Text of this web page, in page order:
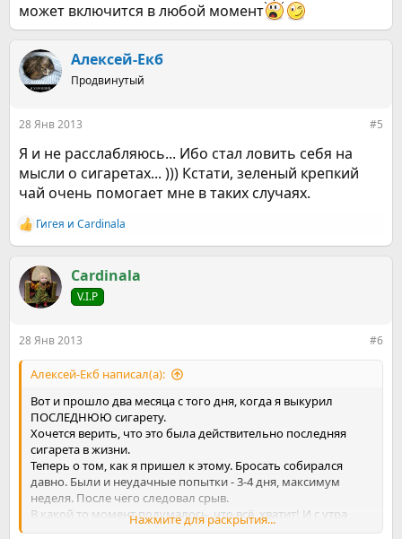
может включится в любой момент
Алексей-Екб
Продвинутый
28 Янв 2013 #5
Я и не расслабляюсь... Ибо стал ловить себя на
мысли о сигаретах... ))) Кстати, зеленый крепкий
чай очень помогает мне в таких случаях.
Р
е
к
ц
и
Гигея и Cardinala
Cardinala
V.I.P
28 Янв 2013 #6
Алексей-Екб написал(а):
Вот и прошло два месяца с того дня, когда я выкурил
ПОСЛЕДНЮЮ сигарету.
Хочется верить, что это была действительно последняя
сигарета в жизни.
Теперь о том, как я пришел к этому. Бросать собирался
давно. Были и неудачные попытки - 3-4 дня, максимум
неделя. После чего следовал срыв.
В какой то момент подумалось, что всё, хватит! И с утра
следующего дня - полный отказ от курения. Без
Нажмите для раскрытия...